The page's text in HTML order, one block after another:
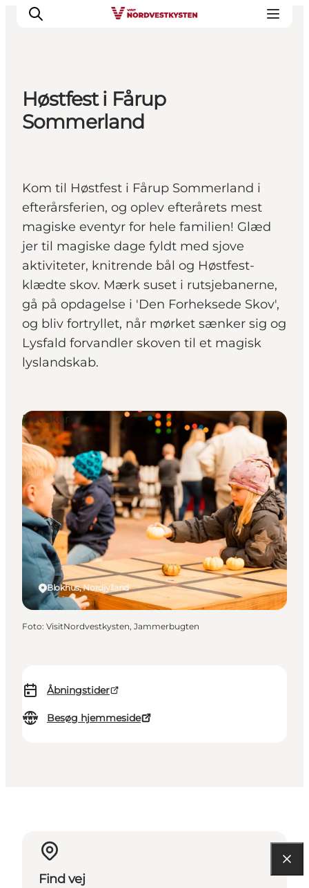
Feriesteder
Overnatning
Planlæg din ferie
Høstfest i Fårup
Sommerland
Kom til Høstfest i Fårup Sommerland i
efterårsferien, og oplev efterårets mest
magiske eventyr for hele familien! Glæd
jer til magiske dage fyldt med sjove
aktiviteter, knitrende bål og Høstfest-
klædte skov. Mærk suset i rutsjebanerne,
gå på opdagelse i 'Den Forheksede Skov',
og bliv fortryllet, når mørket sænker sig og
Lysfald forvandler skoven til et magisk
lyslandskab.
Åbningstider
Besøg hjemmeside
Blokhus, Nordjylland
Det sker
Foto: VisitNordvestkysten, Jammerbugten
Find vej